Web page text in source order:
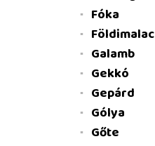
Fóka
Földimalac
Galamb
Gekkó
Gepárd
Gólya
Gőte